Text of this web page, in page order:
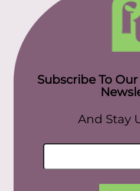
Subscribe To
And Stay